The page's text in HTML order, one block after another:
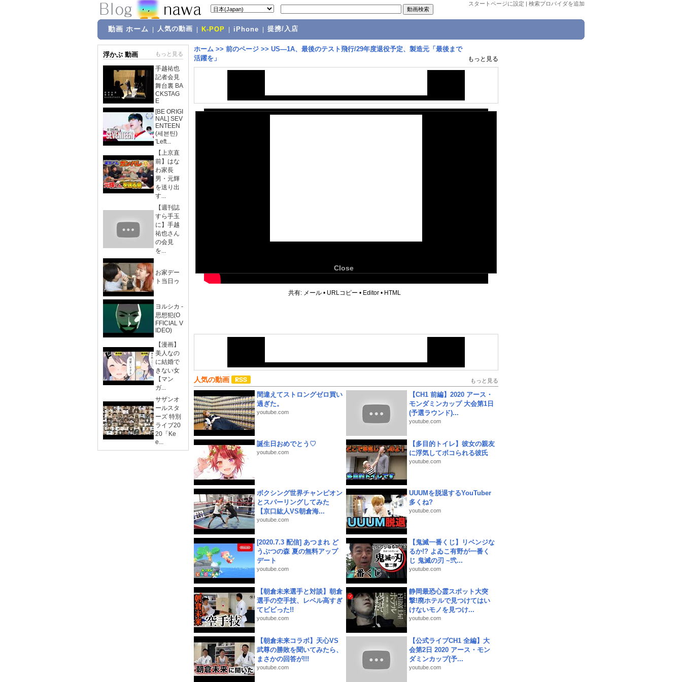
スタートページに設定 | 検索プロバイダを追加
動画 ホーム 人気の動画 K-POP iPhone 提携/入店
浮かぶ 動画 もっと見る
手越祐也
記者会見
舞台裏 BA
CKSTAG
E
[BE ORIGI
NAL] SEV
ENTEEN
(세븐틴)
'Left...
【上京直
前】はな
わ家長
男・元輝
を送り出
す...
【週刊誌
すら手玉
に】手越
祐也さん
の会見
を...
お家デー
ト当日ゥ
ヨルシカ -
思想犯(O
FFICIAL V
IDEO)
【漫画】
美人なの
に結婚で
きない女
【マン
ガ...
サザンオ
ールスタ
ーズ 特別
ライブ20
20「Ke
e...
ホーム >> 前のページ >> US―1A、最後のテスト飛行/29年度退役予定、製造元「最後まで
活躍を」
もっと見る
Close
共有: メール • URLコピー • Editor • HTML
人気の動画 もっと見る
間違えてストロングゼロ買い
過ぎた。
youtube.com
【CH1 前編】2020 アース・
モンダミンカップ 大会第1日
(予選ラウンド)...
youtube.com
誕生日おめでとう♡
youtube.com
【多目的トイレ】彼女の親友
に浮気してボコられる彼氏
youtube.com
ボクシング世界チャンピオン
とスパーリングしてみた
【京口紘人VS朝倉海...
youtube.com
UUUMを脱退するYouTuber
多くね?
youtube.com
[2020.7.3 配信] あつまれ ど
うぶつの森 夏の無料アップ
デート
youtube.com
【鬼滅一番くじ】リベンジな
るか!? よゐこ有野が一番く
じ 鬼滅の刃 ~弐...
youtube.com
【朝倉未来選手と対談】朝倉
選手の空手技、レベル高すぎ
てビビった!!
youtube.com
静岡最恐心霊スポット大突
撃!廃ホテルで見つけてはい
けないモノを見つけ...
youtube.com
【朝倉未来コラボ】天心VS
武尊の勝敗を聞いてみたら、
まさかの回答が!!!
youtube.com
【公式ライブCH1 全編】大
会第2日 2020 アース・モン
ダミンカップ(予...
youtube.com